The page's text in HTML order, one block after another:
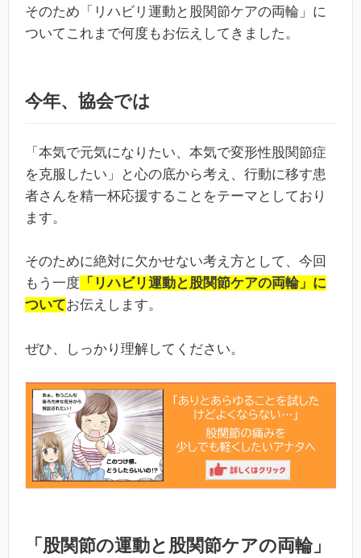
そのため「リハビリ運動と股関節ケアの両輪」に
ついてこれまで何度もお伝えしてきました。
今年、協会では
「本気で元気になりたい、本気で変形性股関節症
を克服したい」と心の底から考え、行動に移す患
者さんを精一杯応援することをテーマとしており
ます。
そのために絶対に欠かせない考え方として、今回
もう一度 「リハビリ運動と股関節ケアの両輪」に
ついてお伝えします。
ぜひ、しっかり理解してください。
「股関節の運動と股関節ケアの両輪」